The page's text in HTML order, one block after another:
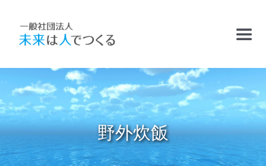
content
お知らせ
フリースクールおかむら塾
野外炊飯